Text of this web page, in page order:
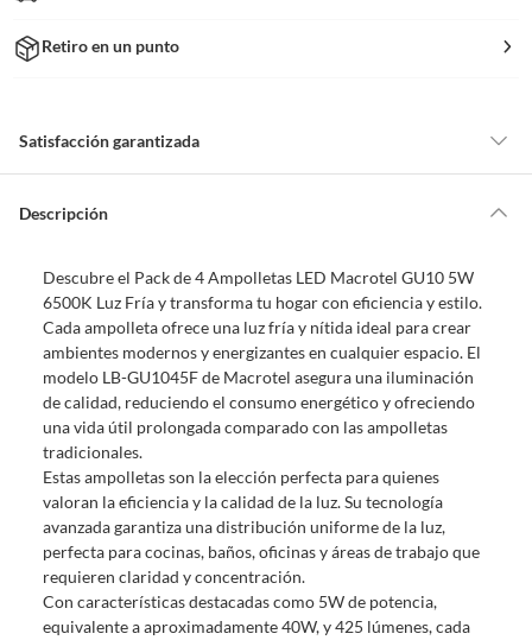
Retiro en un punto
Satisfacción garantizada
de la compra.
comprado por internet y que hay ciertas categorías que no tienen este
derecho:
Productos que, por su naturaleza, no puedan ser devueltos,
puedan deteriorarse o caducar con rapidez.
Confeccionados a la medida.
De uso personal.
En sodimac.cl te damos
estar en perfecto estado, con todas sus etiquetas y sin uso, tal como te lo
entregamos.
Productos digitales que se entregan a través de una descarga
electrónica, por ejemplo, cupones de experiencia o programas
para el computador.
Productos a pedido o confeccionados a medida.
Descripción
Descubre el Pack de 4 Ampolletas LED Macrotel GU10 5W
6500K Luz Fría y transforma tu hogar con eficiencia y estilo.
Cada ampolleta ofrece una luz fría y nítida ideal para crear
ambientes modernos y energizantes en cualquier espacio. El
modelo LB-GU1045F de Macrotel asegura una iluminación
de calidad, reduciendo el consumo energético y ofreciendo
una vida útil prolongada comparado con las ampolletas
tradicionales.
Estas ampolletas son la elección perfecta para quienes
valoran la eficiencia y la calidad de la luz. Su tecnología
avanzada garantiza una distribución uniforme de la luz,
perfecta para cocinas, baños, oficinas y áreas de trabajo que
requieren claridad y concentración.
Con características destacadas como 5W de potencia,
equivalente a aproximadamente 40W, y 425 lúmenes, cada